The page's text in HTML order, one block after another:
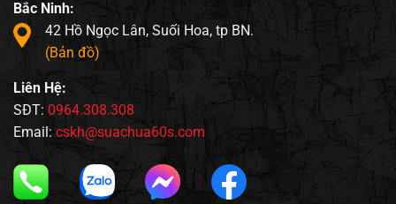
Bắc Ninh:
42 Hồ Ngọc Lân, Suối Hoa, tp BN.
(Bản đồ)
Liên Hệ:
SĐT: 0964.308.308
Email: cskh@suachua60s.com